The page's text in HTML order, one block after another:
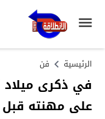
الرئيسية فن
في ذكرى
على مهنته قبل